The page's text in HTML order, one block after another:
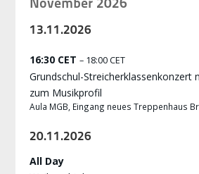
13.11.2026
16:30 CET– 18:00 CET
Grundschul-
zum Musikprofil
Aula MGB, Eingang neues Treppenhaus
20.11.2026
All Day